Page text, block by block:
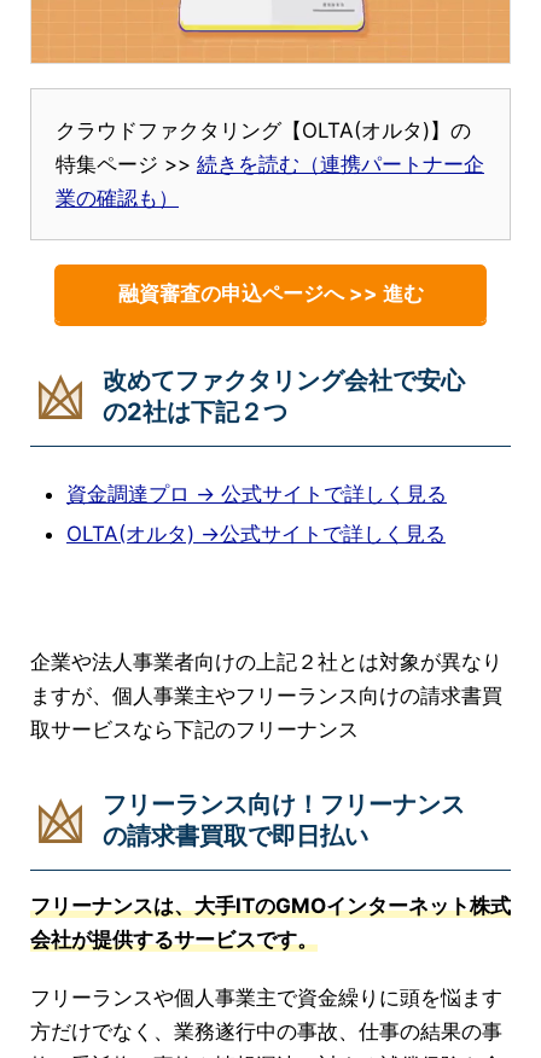
クラウドファクタリング【OLTA(オルタ)】の
特集ページ >> 続きを読む（連携パートナー企
業の確認も）
融資審査の申込ページへ >> 進む
改めてファクタリング会社で安心
の2社は下記２つ
資金調達プロ → 公式サイトで詳しく見る
OLTA(オルタ) →公式サイトで詳しく見る
企業や法人事業者向けの上記２社とは対象が異なり
ますが、個人事業主やフリーランス向けの請求書買
取サービスなら下記のフリーナンス
フリーランス向け！フリーナンス
の請求書買取で即日払い
フリーナンスは、大手ITのGMOインターネット株式
会社が提供するサービスです。
フリーランスや個人事業主で資金繰りに頭を悩ます
方だけでなく、業務遂行中の事故、仕事の結果の事